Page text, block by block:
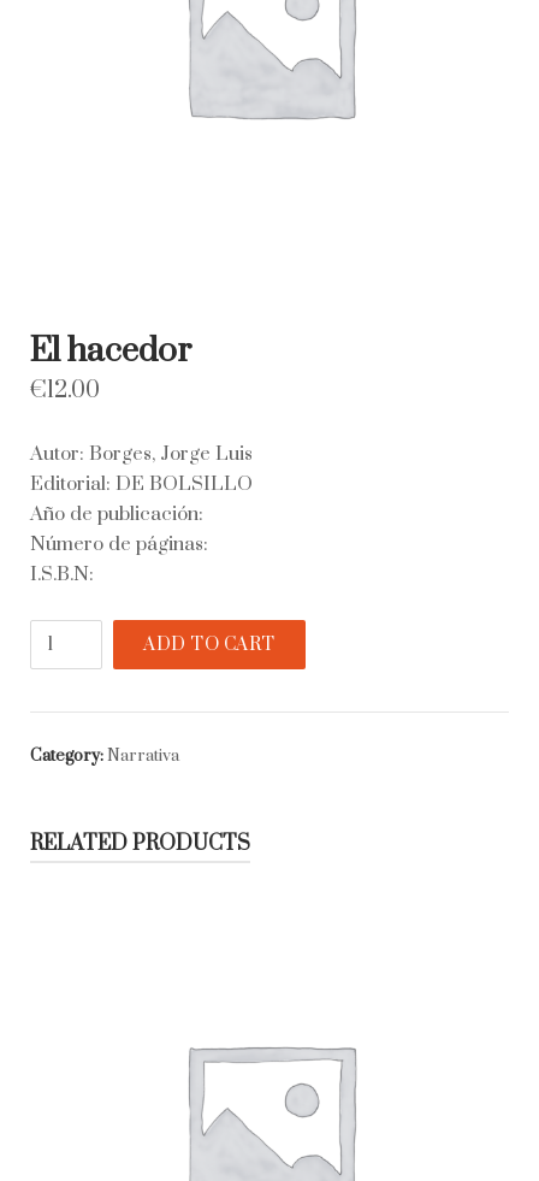
El hacedor
€12.00
Autor: Borges, Jorge Luis
Editorial: DE BOLSILLO
Año de publicación:
Número de páginas:
I.S.B.N:
ADD TO CART
Category:Narrativa
RELATED PRODUCTS